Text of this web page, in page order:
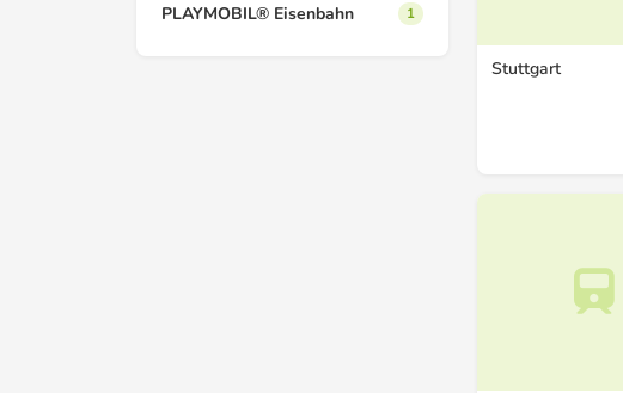
PLAYMOBIL® Eisenbahn 1
Stuttgart